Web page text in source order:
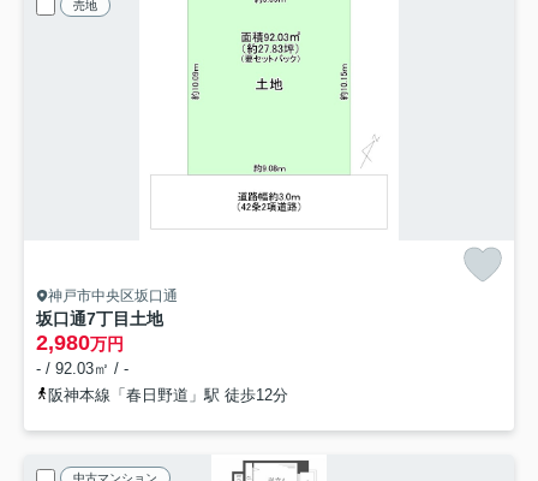
売地
神戸市中央区坂口通
坂口通7丁目土地
2,980万円
- / 92.03㎡ / -
阪神本線「春日野道」駅 徒歩12分